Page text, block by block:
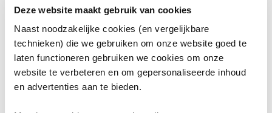
Deze website maakt gebruik van cookies
Naast noodzakelijke cookies (en vergelijkbare
technieken) die we gebruiken om onze website goed te
laten functioneren gebruiken we cookies om onze
website te verbeteren en om gepersonaliseerde inhoud
en advertenties aan te bieden.
Wat heb je nodig?
Starten met eJournal